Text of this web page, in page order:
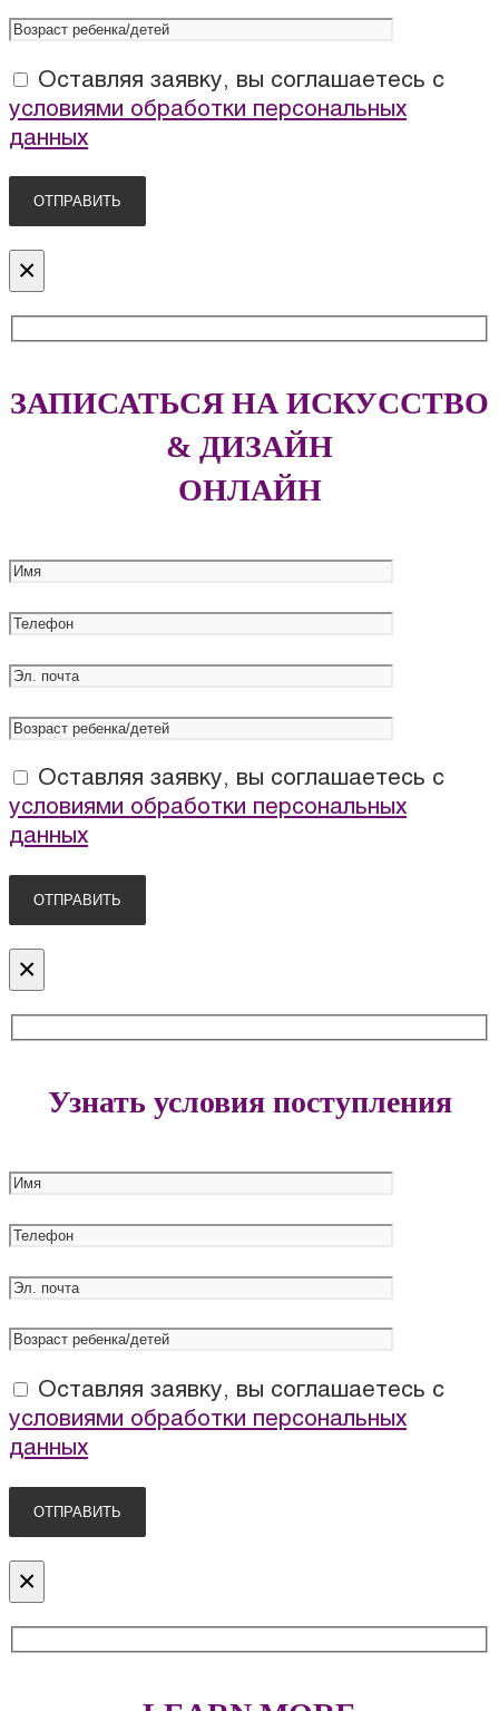
Оставляя заявку, вы соглашаетесь с
условиями обработки персональных
данных
×
ЗАПИСАТЬСЯ НА ИСКУССТВО
& ДИЗАЙН
ОНЛАЙН
Оставляя заявку, вы соглашаетесь с
условиями обработки персональных
данных
×
Узнать условия поступления
Оставляя заявку, вы соглашаетесь с
условиями обработки персональных
данных
×